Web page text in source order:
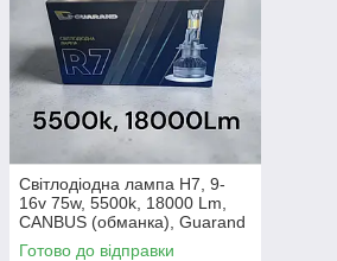
Світлодіодна лампа H7, 9-
16v 75w, 5500k, 18000 Lm,
CANBUS (обманка), Guarand
R7 (2 шт.)
Готово до відправки